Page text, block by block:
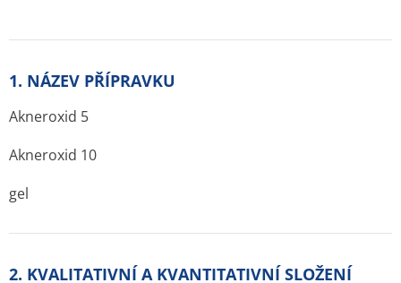
1. NÁZEV PŘÍPRAVKU
Akneroxid 5
Akneroxid 10
gel
2. KVALITATIVNÍ A KVANTITATIVNÍ SLOŽENÍ